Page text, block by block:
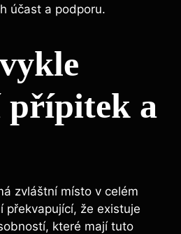
účast a​ podporu.
přípitek a
zvláštní místo v celém
překvapující, že existuje
které mají tuto